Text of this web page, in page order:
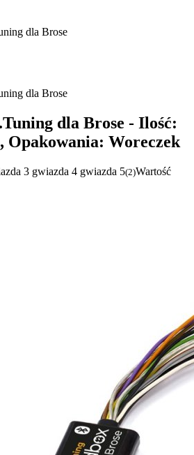
dla Brose
dla Brose
dla Brose - Ilość:
Opakowania: Woreczek
3 gwiazda 4 gwiazda 5(2)Wartość